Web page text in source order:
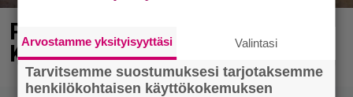
Poliisi havainnut Lahden
Karistossa omituisen ilmiön
Arvostamme yksityisyyttäsi Valintasi
Tarvitsemme suostumuksesi tarjotaksemme
henkilökohtaisen käyttökokemuksen